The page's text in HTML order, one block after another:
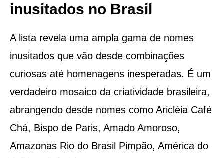
inusitados no Brasil
A lista revela uma ampla gama de nomes
inusitados que vão desde combinações
curiosas até homenagens inesperadas. É um
verdadeiro mosaico da criatividade brasileira,
abrangendo desde nomes como Aricléia Café
Chá, Bispo de Paris, Amado Amoroso,
Amazonas Rio do Brasil Pimpão, América do